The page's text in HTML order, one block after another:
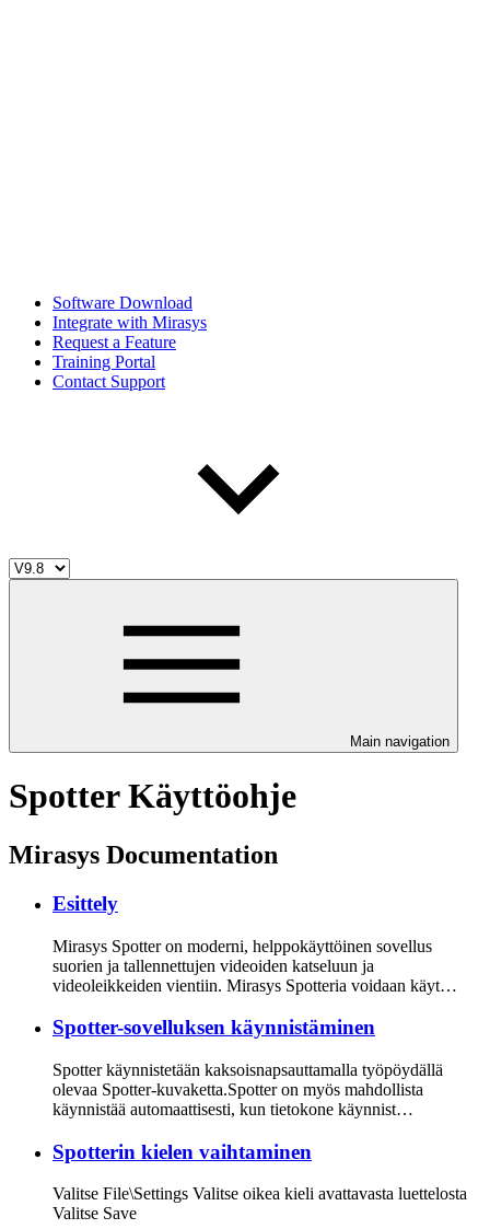
Software Download
Integrate with Mirasys
Request a Feature
Training Portal
Contact Support
Main navigation
Spotter Käyttöohje
Mirasys Documentation
Esittely
Mirasys Spotter on moderni, helppokäyttöinen sovellus
suorien ja tallennettujen videoiden katseluun ja
videoleikkeiden vientiin. Mirasys Spotteria voidaan käyt…
Spotter-sovelluksen käynnistäminen
Spotter käynnistetään kaksoisnapsauttamalla työpöydällä
olevaa Spotter-kuvaketta.Spotter on myös mahdollista
käynnistää automaattisesti, kun tietokone käynnist…
Spotterin kielen vaihtaminen
Valitse File\Settings Valitse oikea kieli avattavasta luettelosta
Valitse Save